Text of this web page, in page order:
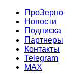
ПроЗерно
Новости
Подписка
Партнеры
Контакты
Telegram
MAX